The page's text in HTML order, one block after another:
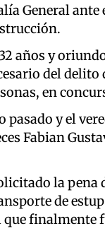
General
años y
del
en
pasado y el
Fabian
la pena
de
finalmente